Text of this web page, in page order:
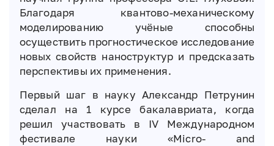
Благодаря квантово-механическому
моделированию учёные способны
осуществить прогностическое исследование
новых свойств наноструктур и предсказать
перспективы их применения.
Первый шаг в науку Александр Петрунин
сделал на 1 курсе бакалавриата, когда
решил участвовать в IV Международном
фестивале науки «Micro- and